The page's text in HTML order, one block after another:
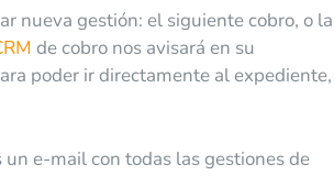
nueva gestión: el siguiente cobro, o la
de cobro nos avisará en su
poder ir directamente al expediente,
e-mail con todas las gestiones de